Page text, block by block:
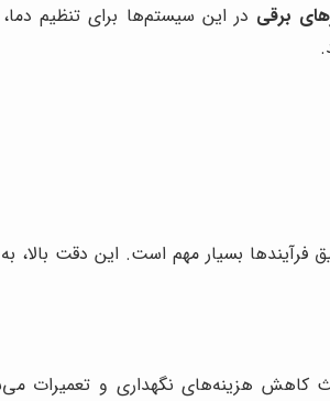
برقی در این سیستم‌ها برای تنظیم
فرآیندها بسیار مهم است. این دقت
کاهش هزینه‌های نگهداری و تعمیرات